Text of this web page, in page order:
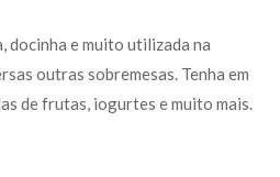
docinha e muito utilizada na
outras sobremesas. Tenha em
de frutas, iogurtes e muito mais.